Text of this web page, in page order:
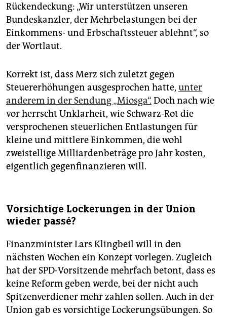
Rückendeckung: „Wir unterstützen unseren
Bundeskanzler, der Mehrbelastungen bei der
Einkommens- und Erbschaftssteuer ablehnt“, so
der Wortlaut.
Korrekt ist, dass Merz sich zuletzt gegen
Steuererhöhungen ausgesprochen hatte, unter
anderem in der Sendung „Miosga“. Doch nach wie
vor herrscht Unklarheit, wie Schwarz-Rot die
versprochenen steuerlichen Entlastungen für
kleine und mittlere Einkommen, die wohl
zweistellige Milliardenbeträge pro Jahr kosten,
eigentlich gegenfinanzieren will.
Vorsichtige Lockerungen in der Union
wieder passé?
Finanzminister Lars Klingbeil will in den
nächsten Wochen ein Konzept vorlegen. Zugleich
hat der SPD-Vorsitzende mehrfach betont, dass es
keine Reform geben werde, bei der nicht auch
Spitzenverdiener mehr zahlen sollen. Auch in der
Union gab es vorsichtige Lockerungsübungen. So